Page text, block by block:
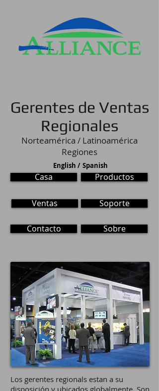
Gerentes de Ventas
Regionales
Norteamérica / Latinoamérica
Regiones
English / Spanish
Casa Productos
Ventas Soporte
Contacto Sobre
Los gerentes regionals estan a su
disposición y ubicados globalmente. Son